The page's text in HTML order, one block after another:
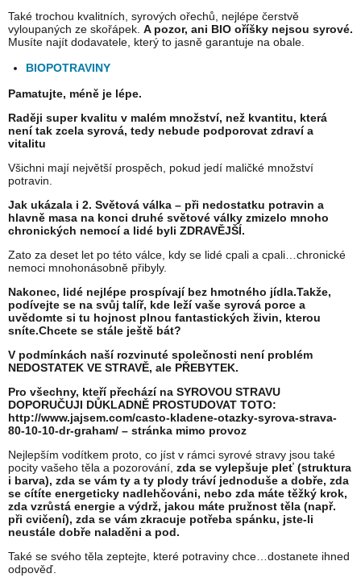
Také trochou kvalitních, syrových ořechů, nejlépe čerstvě
vyloupaných ze skořápek. A pozor, ani BIO oříšky nejsou syrové.
Musíte najít dodavatele, který to jasně garantuje na obale.
BIOPOTRAVINY
Pamatujte, méně je lépe.
Raději super kvalitu v malém množství, než kvantitu, která
není tak zcela syrová, tedy nebude podporovat zdraví a
vitalitu
Všichni mají největší prospěch, pokud jedí maličké množství
potravin.
Jak ukázala i 2. Světová válka – při nedostatku potravin a
hlavně masa na konci druhé světové války zmizelo mnoho
chronických nemocí a lidé byli ZDRAVĚJŠÍ.
Zato za deset let po této válce, kdy se lidé cpali a cpali…chronické
nemoci mnohonásobně přibyly.
Nakonec, lidé nejlépe prospívají bez hmotného jídla.Takže,
podívejte se na svůj talíř, kde leží vaše syrová porce a
uvědomte si tu hojnost plnou fantastických živin, kterou
sníte.Chcete se stále ještě bát?
V podmínkách naší rozvinuté společnosti není problém
NEDOSTATEK VE STRAVĚ, ale PŘEBYTEK.
Pro všechny, kteří přechází na SYROVOU STRAVU
DOPORUČUJI DŮKLADNĚ PROSTUDOVAT TOTO:
http://www.jajsem.com/casto-kladene-otazky-syrova-strava-
80-10-10-dr-graham/ – stránka mimo provoz
Nejlepším vodítkem proto, co jíst v rámci syrové stravy jsou také
pocity vašeho těla a pozorování, zda se vylepšuje pleť (struktura
i barva), zda se vám ty a ty plody tráví jednoduše a dobře, zda
se cítíte energeticky nadlehčováni, nebo zda máte těžký krok,
zda vzrůstá energie a výdrž, jakou máte pružnost těla (např.
při cvičení), zda se vám zkracuje potřeba spánku, jste-li
neustále dobře naladěni a pod.
Také se svého těla zeptejte, které potraviny chce…dostanete ihned
odpověď.